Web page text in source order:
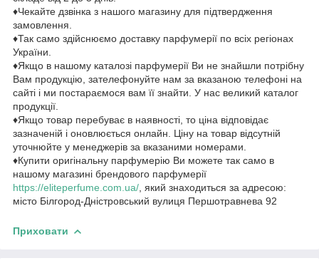
♦Чекайте дзвінка з нашого магазину для підтвердження
замовлення.
♦Так само здійснюємо доставку парфумерії по всіх регіонах
України.
♦Якщо в нашому каталозі парфумерії Ви не знайшли потрібну
Вам продукцію, зателефонуйте нам за вказаною телефоні на
сайті і ми постараємося вам її знайти. У нас великий каталог
продукції.
♦Якщо товар перебуває в наявності, то ціна відповідає
зазначеній і оновлюється онлайн. Ціну на товар відсутній
уточнюйте у менеджерів за вказаними номерами.
♦Купити оригінальну парфумерію Ви можете так само в
нашому магазині брендового парфумерії
https://eliteperfume.com.ua/ , який знаходиться за адресою:
місто Білгород-Дністровський вулиця Першотравнева 92
Приховати